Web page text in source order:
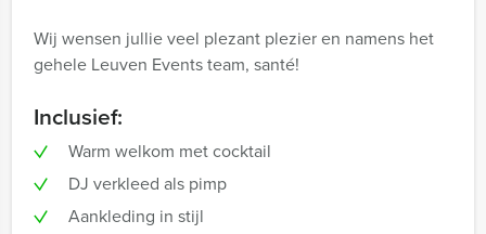
Wij wensen jullie veel plezant plezier en namens het
gehele Leuven Events team, santé!
Inclusief:
Warm welkom met cocktail
DJ verkleed als pimp
Aankleding in stijl